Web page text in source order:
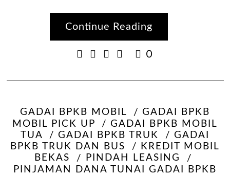
Continue Reading
0
GADAI BPKB MOBIL
GADAI BPKB
MOBIL PICK UP
GADAI BPKB MOBIL
TUA
GADAI BPKB TRUK
GADAI
BPKB TRUK DAN BUS
KREDIT MOBIL
BEKAS
PINDAH LEASING
PINJAMAN DANA TUNAI GADAI BPKB